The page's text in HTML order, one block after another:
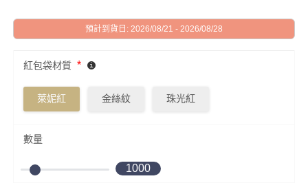
預計到貨日: 2026/08/21 - 2026/08/28
紅包袋材質 *
萊妮紅 金絲紋 珠光紅
數量
1000